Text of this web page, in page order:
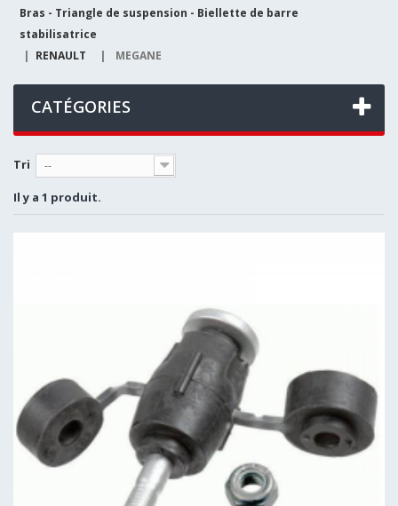
Bras - Triangle de suspension - Biellette de barre
stabilisatrice
| RENAULT | MEGANE
CATÉGORIES
Tri --
Il y a 1 produit.